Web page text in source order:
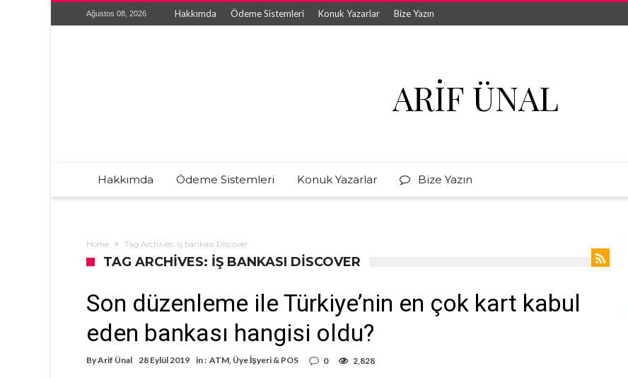
Ağustos 08, 2026 Hakkımda Ödeme Sistemleri Konuk Yazarlar Bize Yazın
ARIF ÜNAL
Hakkımda Ödeme Sistemleri Konuk Yazarlar Bize Yazın
Home Tag Archives: iş bankası Discover
TAG ARCHIVES: IŞ BANKASI DISCOVER
Son düzenleme ile Türkiye’nin en çok kart kabul
eden bankası hangisi oldu?
ByArif Ünal 28 Eylül 2019 in : ATM, Üye İşyeri & POS 0 2,828